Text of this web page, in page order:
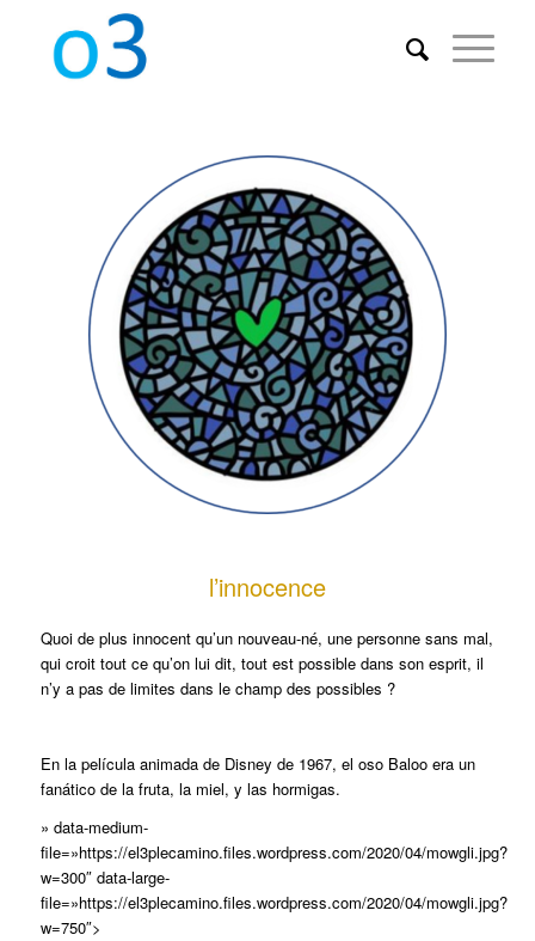
l’innocence
Quoi de plus innocent qu’un nouveau-né, une personne sans mal,
qui croit tout ce qu’on lui dit, tout est possible dans son esprit, il
n’y a pas de limites dans le champ des possibles ?
En la película animada de Disney de 1967, el oso Baloo era un
fanático de la fruta, la miel, y las hormigas.
» data-medium-
file=»https://el3plecamino.files.wordpress.com/2020/04/mowgli.jpg?
w=300″ data-large-
file=»https://el3plecamino.files.wordpress.com/2020/04/mowgli.jpg?
w=750″>